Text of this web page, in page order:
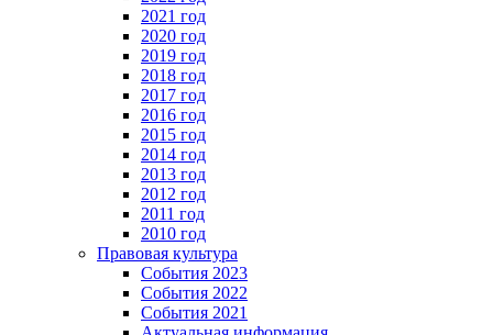
2021 год
2020 год
2019 год
2018 год
2017 год
2016 год
2015 год
2014 год
2013 год
2012 год
2011 год
2010 год
Правовая культура
События 2023
События 2022
События 2021